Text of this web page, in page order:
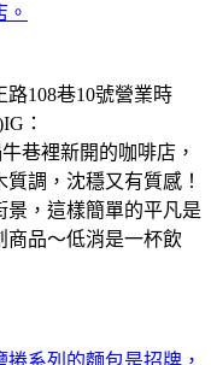
108巷10號營業時
：
牛巷裡新開的咖啡店，
調，沈穩又有質感！
，這樣簡單的平凡是
商品～低消是一杯飲
系列的麵包是招牌，